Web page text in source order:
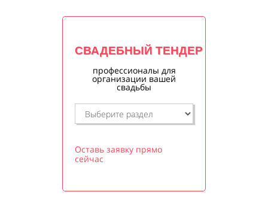
СВАДЕБНЫЙ ТЕНДЕР
профессионалы для
организации вашей
свадьбы
Оставь заявку прямо
сейчас